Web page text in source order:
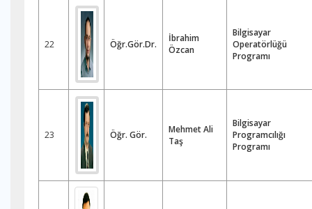
22 Öğr.Gör.Dr.
İbrahim
Özcan
Bilgisayar
Operatörlüğü
Programı
23 Öğr. Gör.
Mehmet Ali
Taş
Bilgisayar
Programcılığı
Programı